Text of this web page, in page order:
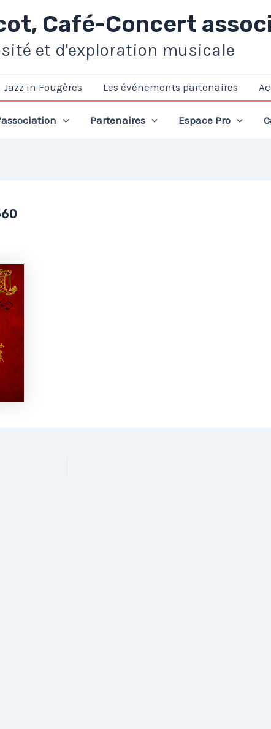
Café-Concert
et d'exploration musicale
Jazz in Fougères Les événements partenaires
Partenaires Espace Pro